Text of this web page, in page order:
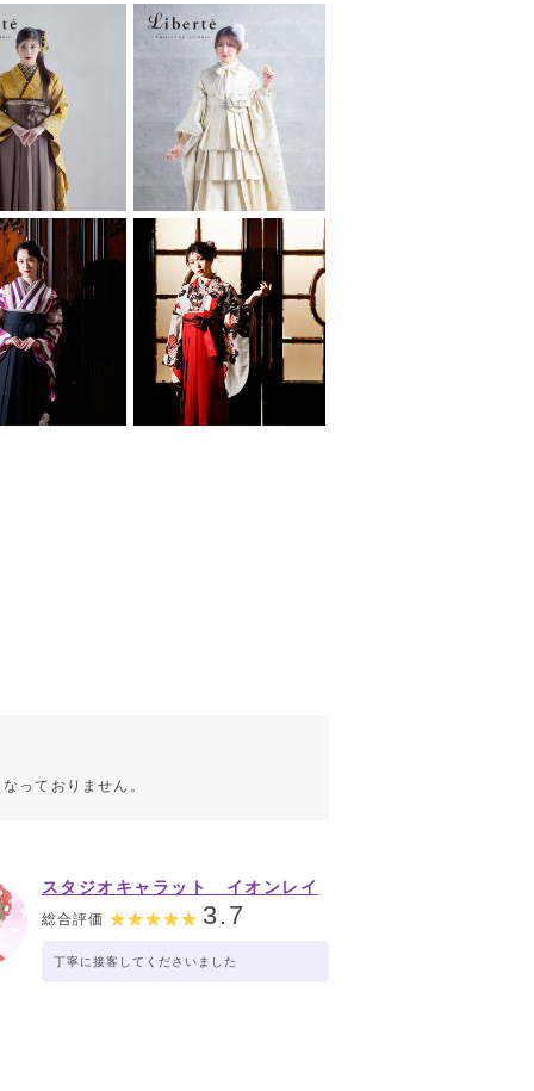
っておりません。
スタジオキャラット イオンレイ
クタウン店
総合評価 3.7
丁寧に接客してくださいました